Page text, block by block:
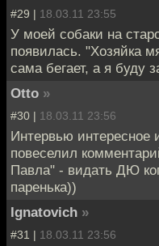
#29 | 18.03.11 23:55
У моей собаки на
появилась. "Хозяйка
сама бегает, а я буду
Otto »
#30 | 18.03.11 23:56
Интервью интересное
повеселил
Павла" - видать ДЮ
паренька))
Ignatovich »
#31 | 18.03.11 23:56